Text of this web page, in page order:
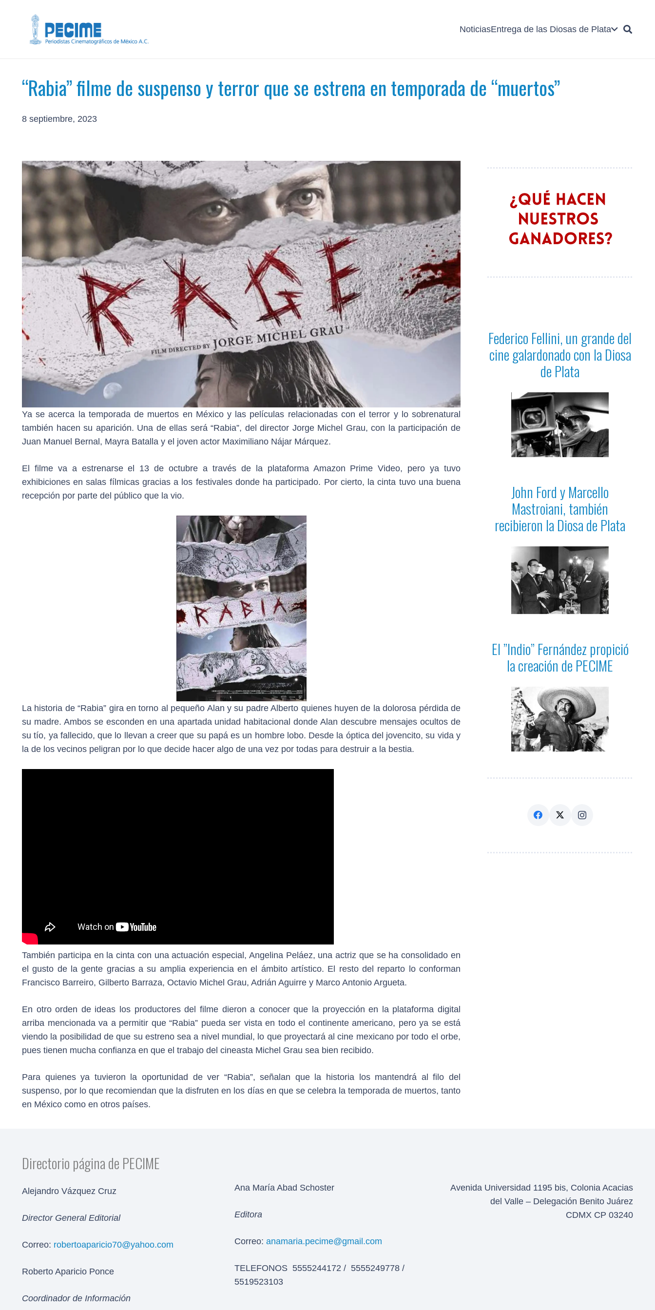
NoticiasEntrega de las Diosas de Plata
“Rabia” filme de suspenso y terror que se estrena en temporada de “muertos”
8 septiembre, 2023
Ya se acerca la temporada de muertos en México y las películas relacionadas con el terror y lo sobrenatural
también hacen su aparición. Una de ellas será “Rabia”, del director Jorge Michel Grau, con la participación de
Juan Manuel Bernal, Mayra Batalla y el joven actor Maximiliano Nájar Márquez.
El filme va a estrenarse el 13 de octubre a través de la plataforma Amazon Prime Video, pero ya tuvo
exhibiciones en salas fílmicas gracias a los festivales donde ha participado. Por cierto, la cinta tuvo una buena
recepción por parte del público que la vio.
La historia de “Rabia” gira en torno al pequeño Alan y su padre Alberto quienes huyen de la dolorosa pérdida de
su madre. Ambos se esconden en una apartada unidad habitacional donde Alan descubre mensajes ocultos de
su tío, ya fallecido, que lo llevan a creer que su papá es un hombre lobo. Desde la óptica del jovencito, su vida y
la de los vecinos peligran por lo que decide hacer algo de una vez por todas para destruir a la bestia.
También participa en la cinta con una actuación especial, Angelina Peláez, una actriz que se ha consolidado en
el gusto de la gente gracias a su amplia experiencia en el ámbito artístico. El resto del reparto lo conforman
Francisco Barreiro, Gilberto Barraza, Octavio Michel Grau, Adrián Aguirre y Marco Antonio Argueta.
En otro orden de ideas los productores del filme dieron a conocer que la proyección en la plataforma digital
arriba mencionada va a permitir que “Rabia” pueda ser vista en todo el continente americano, pero ya se está
viendo la posibilidad de que su estreno sea a nivel mundial, lo que proyectará al cine mexicano por todo el orbe,
pues tienen mucha confianza en que el trabajo del cineasta Michel Grau sea bien recibido.
Para quienes ya tuvieron la oportunidad de ver “Rabia”, señalan que la historia los mantendrá al filo del
suspenso, por lo que recomiendan que la disfruten en los días en que se celebra la temporada de muertos, tanto
en México como en otros países.
Federico Fellini, un grande del
cine galardonado con la Diosa
de Plata
John Ford y Marcello
Mastroiani, también
recibieron la Diosa de Plata
El ”Indio” Fernández propició
la creación de PECIME
Directorio página de PECIME
Alejandro Vázquez Cruz
Director General Editorial
Correo: robertoaparicio70@yahoo.com
Roberto Aparicio Ponce
Coordinador de Información
Ana María Abad Schoster
Editora
Correo: anamaria.pecime@gmail.com
TELEFONOS 5555244172 / 5555249778 /
5519523103
Avenida Universidad 1195 bis, Colonia Acacias
del Valle – Delegación Benito Juárez
CDMX CP 03240